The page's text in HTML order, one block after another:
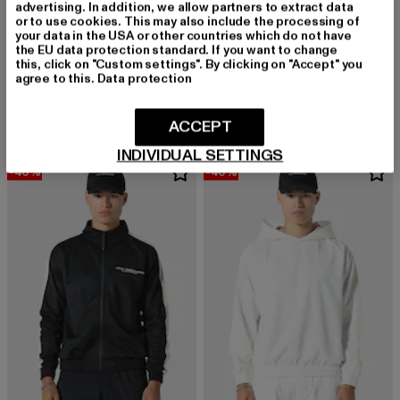
IRASUTO STUDIOS
SUMI FLOW
IRASUTO STUDIOS
-40% -40%
advertising. In addition, we allow partners to extract data
or to use cookies. This may also include the processing of
your data in the USA or other countries which do not have
the EU data protection standard. If you want to change
this, click on "Custom settings". By clicking on "Accept" you
agree to this. Data protection
INDIVIDUAL SETTINGS
ACCEPT